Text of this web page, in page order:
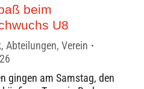
beim
U8
, Abteilungen, Verein
gingen am Samstag, den